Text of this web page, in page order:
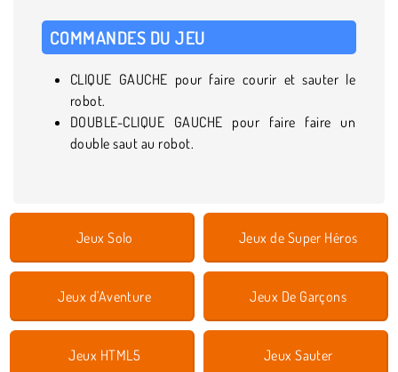
COMMANDES DU JEU
CLIQUE GAUCHE pour faire courir et sauter le
robot.
DOUBLE-CLIQUE GAUCHE pour faire faire un
double saut au robot.
Jeux Solo Jeux de Super Héros
Jeux d'Aventure Jeux De Garçons
Jeux HTML5 Jeux Sauter